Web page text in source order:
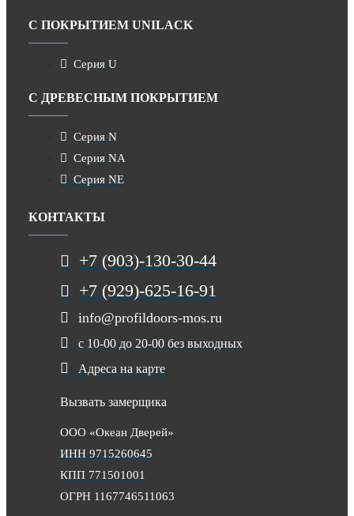
С ПОКРЫТИЕМ UNILACK
Серия U
С ДРЕВЕСНЫМ ПОКРЫТИЕМ
Серия N
Серия NA
Серия NE
КОНТАКТЫ
+7 (903)-130-30-44
+7 (929)-625-16-91
info@profildoors-mos.ru
с 10-00 до 20-00 без выходных
Адреса на карте
Вызвать замерщика
ООО «Океан Дверей»
ИНН 9715260645
КПП 771501001
ОГРН 1167746511063